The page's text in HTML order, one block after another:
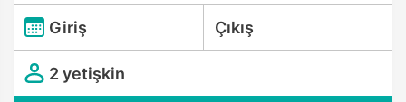
Giriş Çıkış
2 yetişkin